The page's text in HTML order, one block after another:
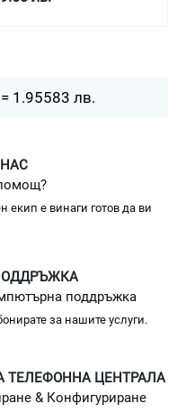
1.95583 лв.
екип е винаги готов да ви
поддръжка
за нашите услуги.
ТЕЛЕФОННА ЦЕНТРАЛА
& Конфигуриране